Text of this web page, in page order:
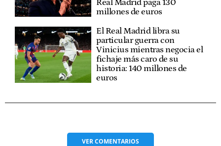
Real Madrid paga 130
millones de euros
El Real Madrid libra su
particular guerra con
Vinicius mientras negocia el
fichaje más caro de su
historia: 140 millones de
euros
VERCOMENTARIOS